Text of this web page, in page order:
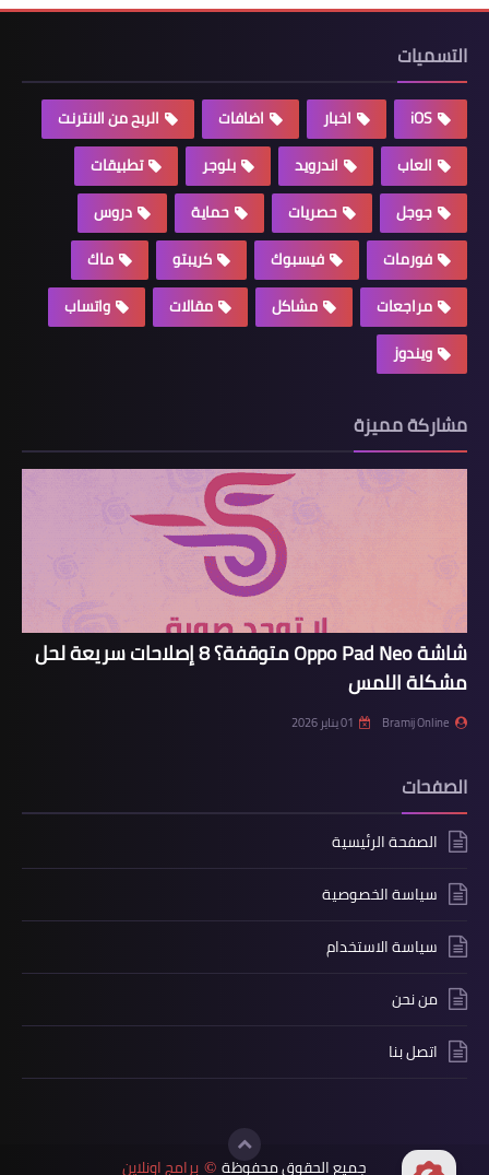
التسميات
iOS اخبار اضافات
الربح من الانترنت
العاب
اندرويد بلوجر
تطبيقات
جوجل
حصريات حماية
دروس
فورمات
فيسبوك كريبتو
ماك
مراجعات
مشاكل مقالات
واتساب
ويندوز
مشاركة مميزة
شاشة Oppo Pad Neo متوقفة؟ 8 إصلاحات سريعة لحل
مشكلة اللمس
Bramij Online 01 يناير 2026
الصفحات
الصفحة الرئيسية
سياسة الخصوصية
سياسة الاستخدام
من نحن
اتصل بنا
جميع الحقوق محفوظة © برامج اونلاين